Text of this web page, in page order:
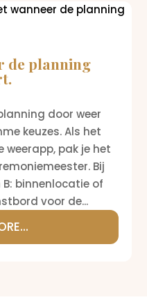
de planning
door weer
keuzes. Als het
weerapp, pak je het
Bij
binnenlocatie of
voor de...